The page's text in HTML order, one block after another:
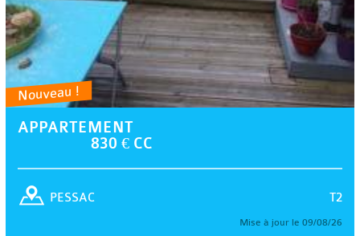
Nouveau !
APPARTEMENT
830 € CC
T2
PESSAC
Mise à jour le 09/08/26